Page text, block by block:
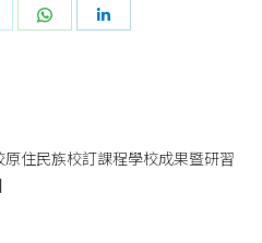
Share
Share
原住民族校訂課程學校成果暨研習